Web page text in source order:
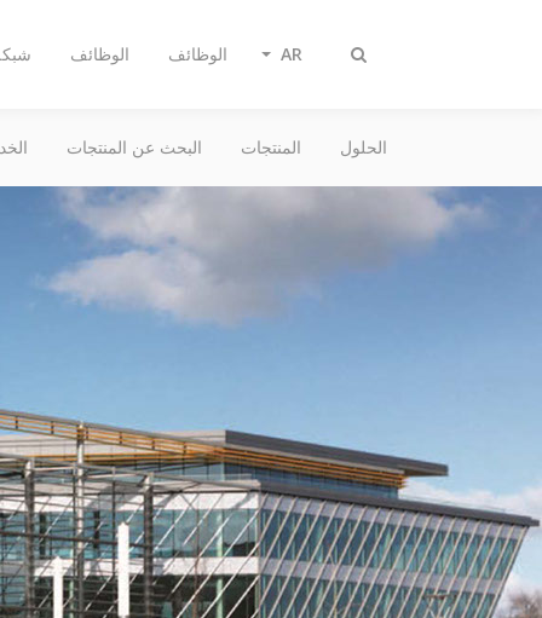
Toggle
الوظائف الوظائف AR
الحلول المنتجات البحث عن المنتجات